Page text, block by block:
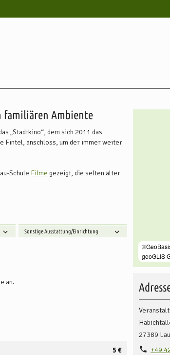
Karte Adresse / Kontakt Öffnungszeiten
familiären Ambiente
„Stadtkino“, dem sich 2011 das
Fintel, anschloss, um der immer weiter
Schule Filme gezeigt, die selten älter
Aula und die Schülerfirma „Landkino
das aktuelle Kinoprogramm sowie
Sonstige Ausstattung/Einrichtung
an.
5 €
27389
+49